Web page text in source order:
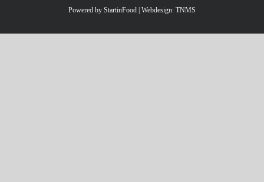
Powered by StartinFood | Webdesign: TNMS